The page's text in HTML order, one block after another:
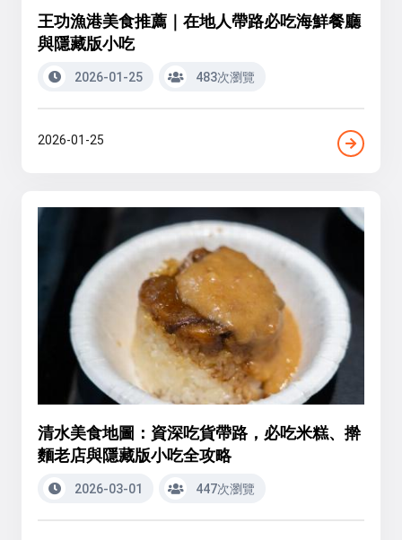
王功漁港美食推薦｜在地人帶路必吃海鮮餐廳
與隱藏版小吃
2026-01-25 483次瀏覽
2026-01-25
清水美食地圖：資深吃貨帶路，必吃米糕、擀
麵老店與隱藏版小吃全攻略
2026-03-01 447次瀏覽